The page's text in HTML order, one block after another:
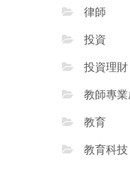
律師
投資
投資理財
教師專
教育
教育科技